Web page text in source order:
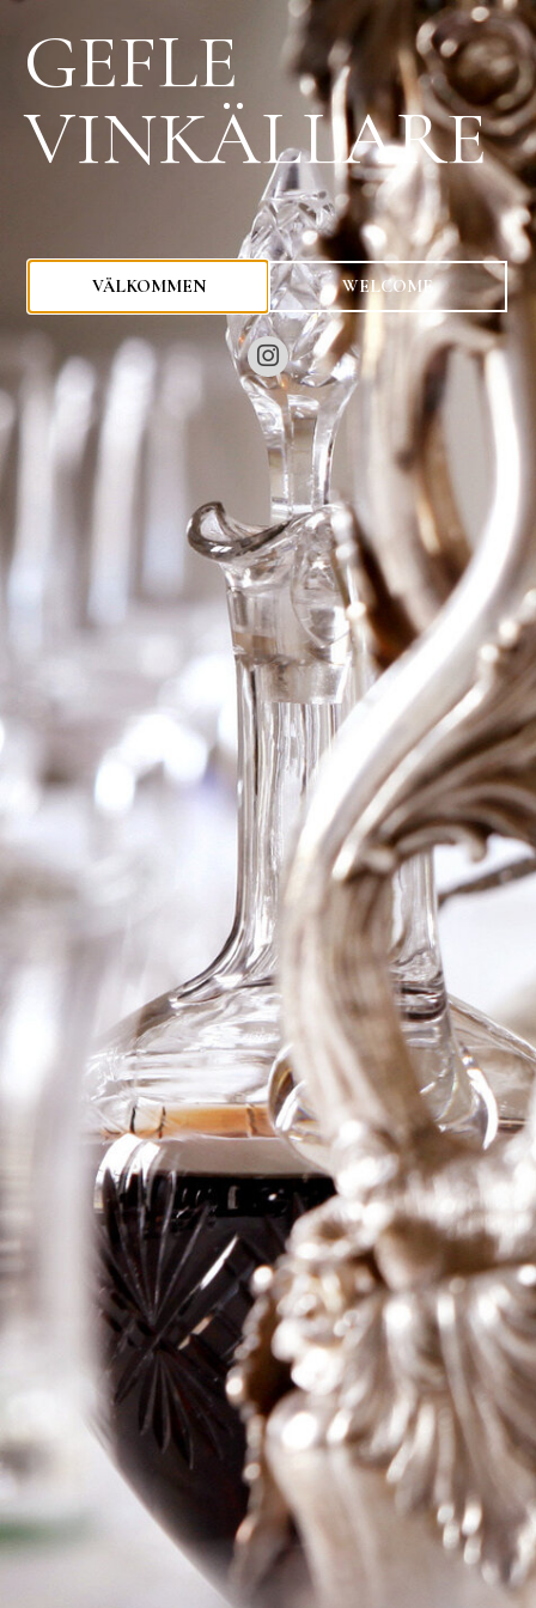
2017 Chianti
Riserva Corte
Medicea
Logga in för att se priset
Art.nr: 15621-01
Information
Producent Luciao Arduini
Årgång 2017
Land Italien
Område Toskana
Färg Rött
75cl
GEFLE
VINKÄLLARE
VÄLKOMMEN WELCOME